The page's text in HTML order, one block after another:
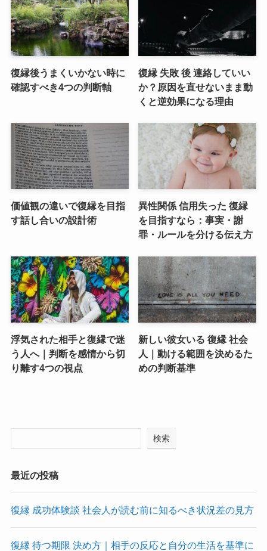
復縁後うまくいかない時に
確認すべき4つの判断軸
復縁 失敗 後 連絡していい
か？原因を直せないまま動
くと逆効果になる理由
価値観の違いで復縁を目指
す話し合いの設計術
異性関係 信用失った 復縁
を目指すなら：事実・謝
罪・ルールを分ける伝え方
浮気された相手と復縁で迷
う人へ｜判断を感情から切
り離す4つの視点
新しい彼女いる 復縁 社会
人｜動ける範囲を決めるた
めの判断基準
検索
最近の投稿
復縁 成功体験談 社会人が読む前に知るべき状況差の見方
復縁 待つ期限 決め方｜相手の反応と自分の生活を基準に